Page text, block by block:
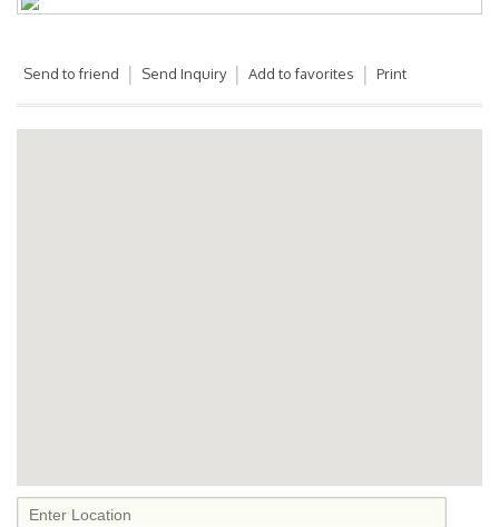
Send to friend Send Inquiry Add to favorites Print